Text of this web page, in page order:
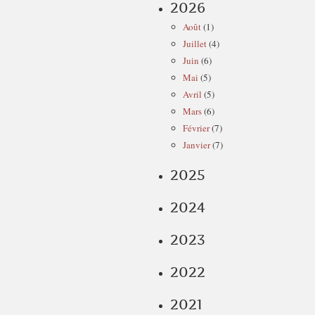
2026
Août(1)
Juillet(4)
Juin (6)
Mai (5)
Avril (5)
Mars(6)
Février(7)
Janvier(7)
2025
2024
2023
2022
2021